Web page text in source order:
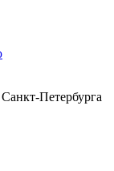
Петербурга